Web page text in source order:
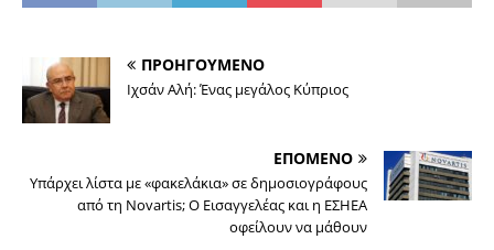
ΠΡΟΗΓΟΥΜΕΝΟ
Iχσάν Αλή: Ένας μεγάλος Κύπριος
ΕΠΟΜΕΝΟ
Υπάρχει λίστα με «φακελάκια» σε δημοσιογράφους
από τη Novartis; Ο Εισαγγελέας και η ΕΣΗΕΑ
οφείλουν να μάθουν